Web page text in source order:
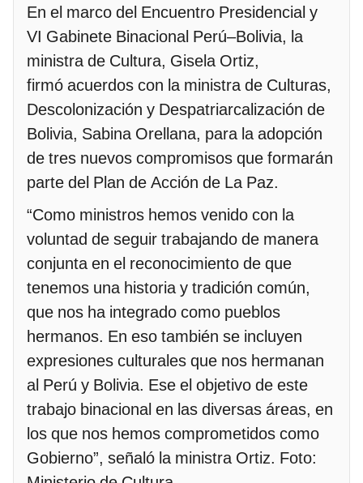
En el marco del Encuentro Presidencial y
VI Gabinete Binacional Perú–Bolivia, la
ministra de Cultura, Gisela Ortiz,
firmó acuerdos con la ministra de Culturas,
Descolonización y Despatriarcalización de
Bolivia, Sabina Orellana, para la adopción
de tres nuevos compromisos que formarán
parte del Plan de Acción de La Paz.
“Como ministros hemos venido con la
voluntad de seguir trabajando de manera
conjunta en el reconocimiento de que
tenemos una historia y tradición común,
que nos ha integrado como pueblos
hermanos. En eso también se incluyen
expresiones culturales que nos hermanan
al Perú y Bolivia. Ese el objetivo de este
trabajo binacional en las diversas áreas, en
los que nos hemos comprometidos como
Gobierno”, señaló la ministra Ortiz. Foto: